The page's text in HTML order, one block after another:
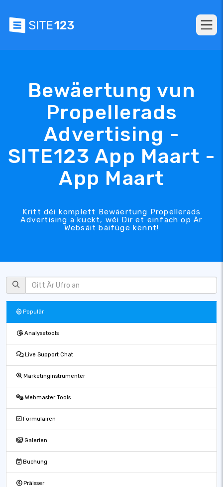
Bewäertung vun
Propellerads
Advertising -
SITE123 App Maart -
App Maart
Kritt déi komplett Bewäertung Propellerads
Advertising a kuckt, wéi Dir et einfach op Är
Websäit bäifüge kënnt!
Populär
Analysetools
Live Support Chat
Marketinginstrumenter
Webmaster Tools
Formulairen
Galerien
Buchung
Präisser